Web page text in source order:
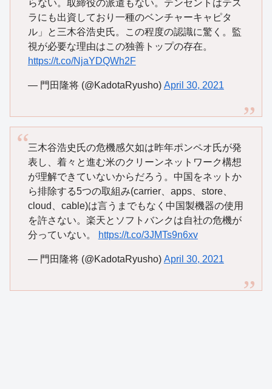
らない。取締役の派遣もない。テンセントはテス
ラにも出資しており一種のベンチャーキャピタ
ル」と三木谷浩史氏。この程度の認識に驚く。監
視が必要な理由はこの独善トップの存在。
https://t.co/NjaYDQWh2F
— 門田隆将 (@KadotaRyusho) April 30, 2021
三木谷浩史氏の危機感欠如は昨年ポンペオ氏が発
表し、着々と進む米のクリーンネットワーク構想
が理解できていないからだろう。中国をネットか
ら排除する5つの取組み(carrier、apps、store、
cloud、cable)は言うまでもなく中国製機器の使用
を許さない。楽天とソフトバンクは自社の危機が
分っていない。
https://t.co/3JMTs9n6xv
— 門田隆将 (@KadotaRyusho) April 30, 2021